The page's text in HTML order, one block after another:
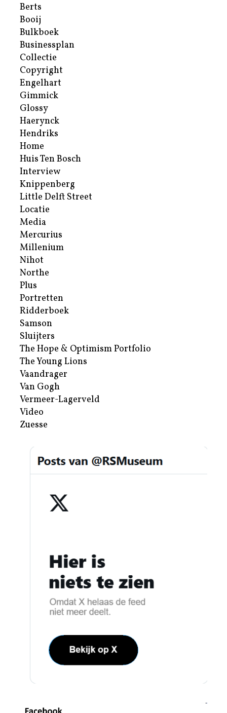
Berts
Booij
Bulkboek
Businessplan
Collectie
Copyright
Engelhart
Gimmick
Glossy
Haerynck
Hendriks
Home
Huis Ten Bosch
Interview
Knippenberg
Little Delft Street
Locatie
Media
Mercurius
Millenium
Nihot
Northe
Plus
Portretten
Ridderboek
Samson
Sluijters
The Hope & Optimism Portfolio
The Young Lions
Vaandrager
Van Gogh
Vermeer-Lagerveld
Video
Zuesse